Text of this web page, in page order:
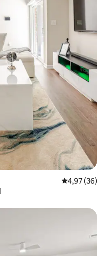
4,97 de uma
4,97 (36)